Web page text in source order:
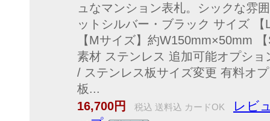
ュなマンション表札。シックな雰
ットシルバー・ブラック サイズ
【Mサイズ】約W150mm×50mm
素材 ステンレス 追加可能オプシ
/ ステンレス板サイズ変更 有料オ
板...
16,700円
税込 送料込 カードOK
レビ